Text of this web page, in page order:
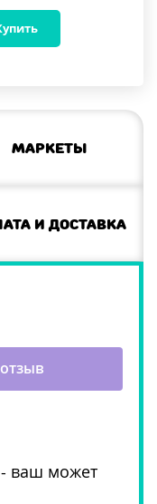
Маркеты
и доставка
ваш может